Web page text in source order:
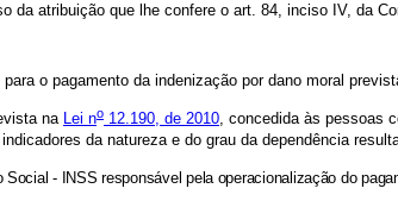
da atribuição que lhe confere o art. 84, inciso IV, da
o pagamento da indenização por dano moral
na Lei no 12.190, de 2010, concedida às pessoas
da natureza e do grau da dependência
- INSS responsável pela operacionalização do